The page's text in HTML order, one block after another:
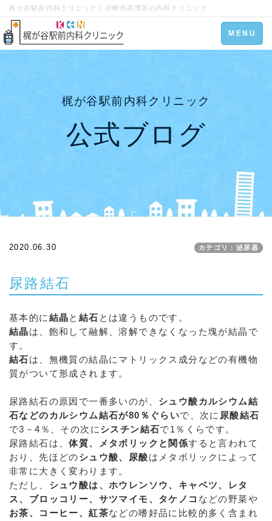
梶が谷駅前内科クリニック | 川崎市高津区の内科クリニック
Toggle
navigation
MENU
梶が谷駅前内科クリニック
公式ブログ
2020.06.30 カテゴリ：泌尿器
尿路結石
基本的に 結晶と 結石 とは違うものです。
結晶は、飽和して融解、溶解できなくなった塊が結晶で
す。
結石は、無機質の結晶にマトリックス成分などの有機物
質がついて形成されます。
尿路結石の原因で一番多いのが、 シュウ酸カルシウム結
石などのカルシウム結石が80％ぐらいで、次に 尿酸結石
で3－4％、その次に シスチン結石で1％くらです。
尿路結石は、体質、メタボリックと関係すると言われて
おり、先ほどのシュウ酸、尿酸はメタボリックによって
非常に大きく変わります。
ただし、 シュウ酸は、ホウレンソウ、キャベツ、レタ
ス、ブロッコリー、サツマイモ、タケノコ などの野菜や
お茶、コーヒー、紅茶などの嗜好品に比較的多く含まれ